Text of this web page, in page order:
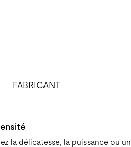
FABRICANT
la délicatesse, la puissance ou un